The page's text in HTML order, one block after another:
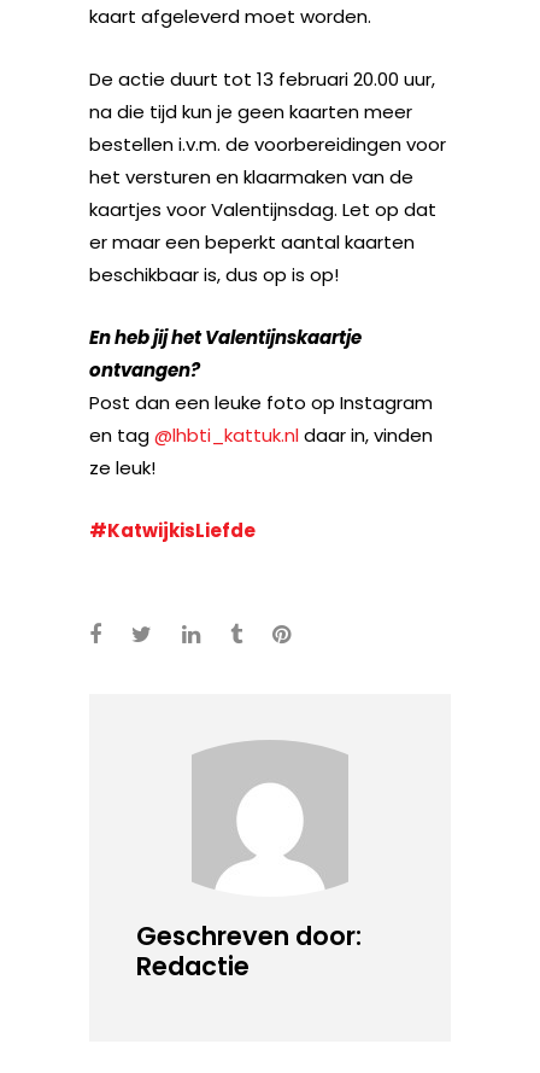
kaart afgeleverd moet worden.
De actie duurt tot 13 februari 20.00 uur,
na die tijd kun je geen kaarten meer
bestellen i.v.m. de voorbereidingen voor
het versturen en klaarmaken van de
kaartjes voor Valentijnsdag. Let op dat
er maar een beperkt aantal kaarten
beschikbaar is, dus op is op!
En heb jij het Valentijnskaartje
ontvangen?
Post dan een leuke foto op Instagram
en tag@lhbti_kattuk.nldaar in, vinden
ze leuk!
#KatwijkisLiefde
Geschreven door:
Redactie